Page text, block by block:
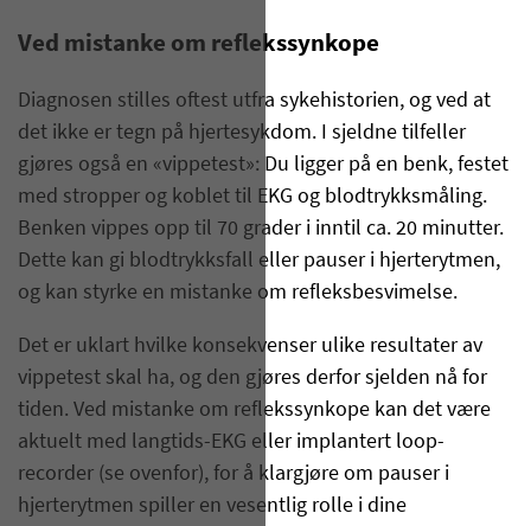
Ved mistanke om reflekssynkope
Diagnosen stilles oftest utfra sykehistorien, og ved at
det ikke er tegn på hjertesykdom. I sjeldne tilfeller
gjøres også en «vippetest»: Du ligger på en benk, festet
med stropper og koblet til EKG og blodtrykksmåling.
Benken vippes opp til 70 grader i inntil ca. 20 minutter.
Dette kan gi blodtrykksfall eller pauser i hjerterytmen,
og kan styrke en mistanke om refleksbesvimelse.
Det er uklart hvilke konsekvenser ulike resultater av
vippetest skal ha, og den gjøres derfor sjelden nå for
tiden. Ved mistanke om reflekssynkope kan det være
aktuelt med langtids-EKG eller implantert loop-
recorder (se ovenfor), for å klargjøre om pauser i
hjerterytmen spiller en vesentlig rolle i dine